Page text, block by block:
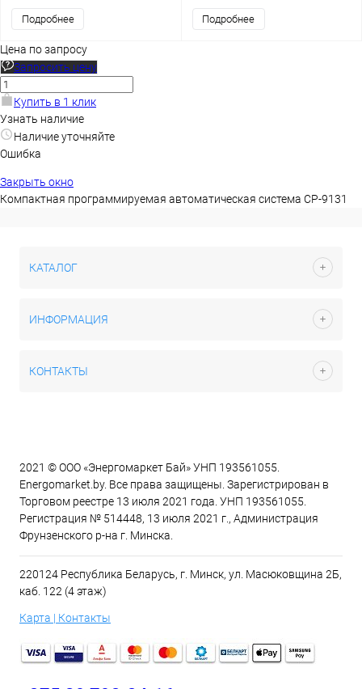
Подробнее Подробнее
Цена по запросу
Запросить цену
Купить в 1 клик
Узнать наличие
Наличие уточняйте
Ошибка
Закрыть окно
Компактная программируемая автоматическая система CP-9131
КАТАЛОГ
ИНФОРМАЦИЯ
КОНТАКТЫ
2021 © ООО «Энергомаркет Бай» УНП 193561055.
Energomarket.by. Все права защищены. Зарегистрирован в
Торговом реестре 13 июля 2021 года. УНП 193561055.
Регистрация № 514448, 13 июля 2021 г., Администрация
Фрунзенского р-на г. Минска.
220124 Республика Беларусь, г. Минск, ул. Масюковщина 2Б,
каб. 122 (4 этаж)
Карта | Контакты